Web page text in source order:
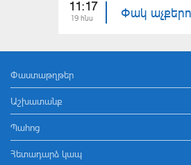
11:17
19 հնս Փակ
Փաստաթղթեր
Աշխատանք
Պահոց
Հետադարձ կապ